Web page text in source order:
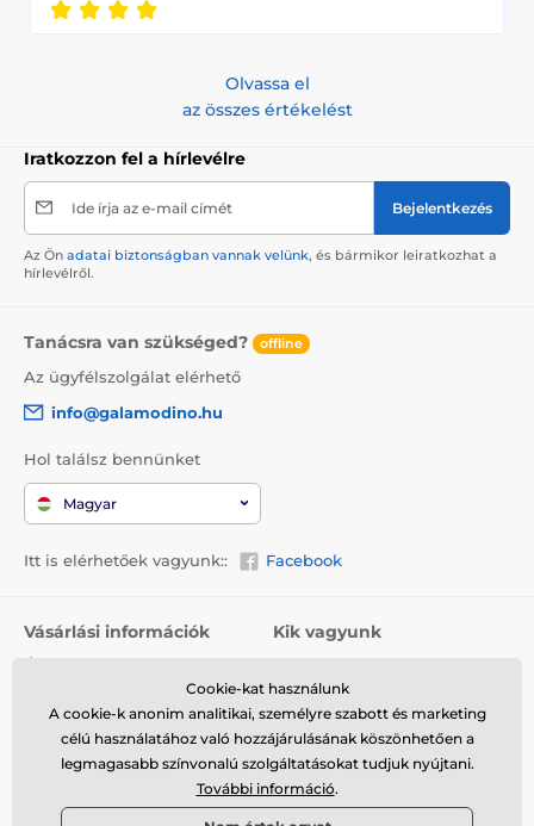
Olvassa el
az összes értékelést
Iratkozzon fel a hírlevélre
Ide írja az e-mail címét Bejelentkezés
Az Ön adatai biztonságban vannak velünk, és bármikor leiratkozhat a
hírlevélről.
Tanácsra van szükséged? offline
Az ügyfélszolgálat elérhető
info@galamodino.hu
Hol találsz bennünket
Magyar
Itt is elérhetőek vagyunk:: Facebook
Vásárlási információk
Szállítás
Visszaküldés és reklamáció
Kik vagyunk
Elérhetőségek
Együttműködés a
Galamodinóval
Cookie-kat használunk
A cookie-k anonim analitikai, személyre szabott és marketing
célú használatához való hozzájárulásának köszönhetően a
legmagasabb színvonalú szolgáltatásokat tudjuk nyújtani.
További információ.